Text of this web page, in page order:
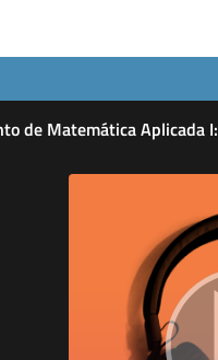
de Matemática Aplicada